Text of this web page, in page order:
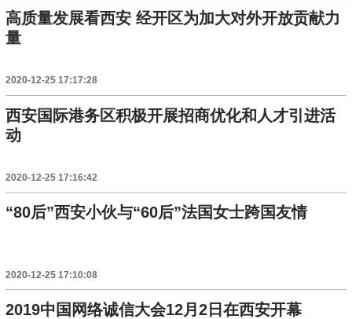
高质量发展看西安 经开区为加大对外开放贡献力
量
2020-12-25 17:17:28
西安国际港务区积极开展招商优化和人才引进活
动
2020-12-25 17:16:42
“80后”西安小伙与“60后”法国女士跨国友情
2020-12-25 17:10:08
2019中国网络诚信大会12月2日在西安开幕